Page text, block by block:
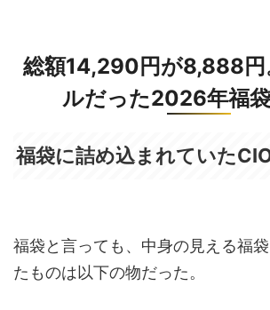
総額14,290円が8,888円
ルだった2026年福
福袋に詰め込まれていた
福袋と言っても、中身の見える福
たものは以下の物だった。